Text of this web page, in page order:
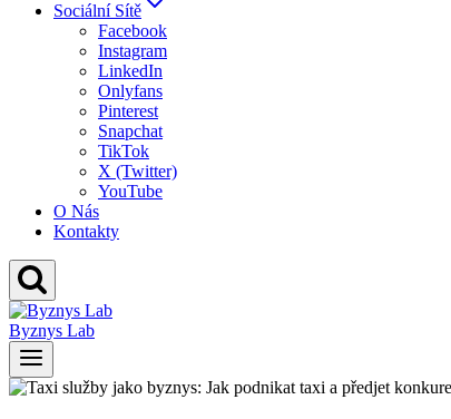
Sociální Sítě
Facebook
Instagram
LinkedIn
Onlyfans
Pinterest
Snapchat
TikTok
X (Twitter)
YouTube
O Nás
Kontakty
Byznys Lab